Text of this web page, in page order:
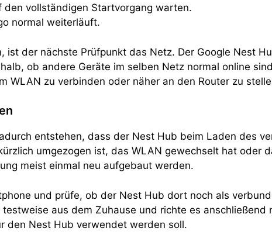
vollständigen Startvorgang warten.
normal weiterläuft.
der nächste Prüfpunkt das Netz. Der Google Nest
ob andere Geräte im selben Netz normal online
WLAN zu verbinden oder näher an den Router zu
entstehen, dass der Nest Hub beim Laden des
umgezogen ist, das WLAN gewechselt hat oder
meist einmal neu aufgebaut werden.
und prüfe, ob der Nest Hub dort noch als
aus dem Zuhause und richte es
den Nest Hub verwendet werden soll.